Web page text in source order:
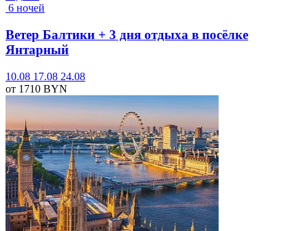
6 ночей
Ветер Балтики + 3 дня отдыха в посёлке
Янтарный
10.08 17.08 24.08
от 1710 BYN